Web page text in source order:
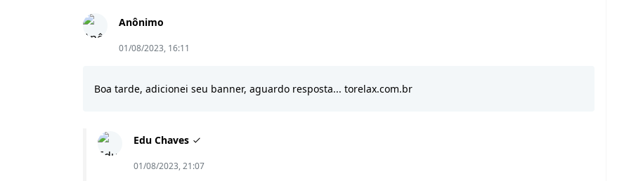
Anônimo
01/08/2023, 16:11
Boa tarde, adicionei seu banner, aguardo resposta... torelax.com.br
Edu Chaves
01/08/2023, 21:07